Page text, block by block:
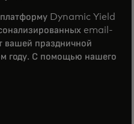
платформу Dynamic Yield
email-
вашей праздничной
году. С помощью нашего